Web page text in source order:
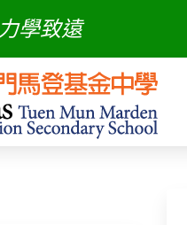
力學致遠